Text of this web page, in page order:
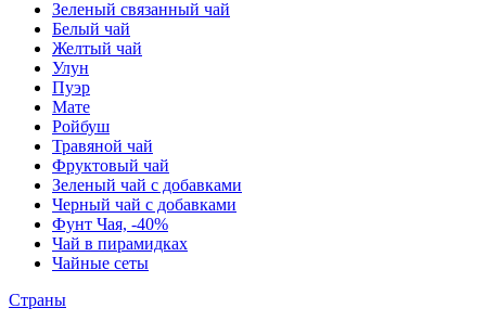
Зеленый связанный чай
Белый чай
Желтый чай
Улун
Пуэр
Мате
Ройбуш
Травяной чай
Фруктовый чай
Зеленый чай с добавками
Черный чай с добавками
Фунт Чая, -40%
Чай в пирамидках
Чайные сеты
Страны